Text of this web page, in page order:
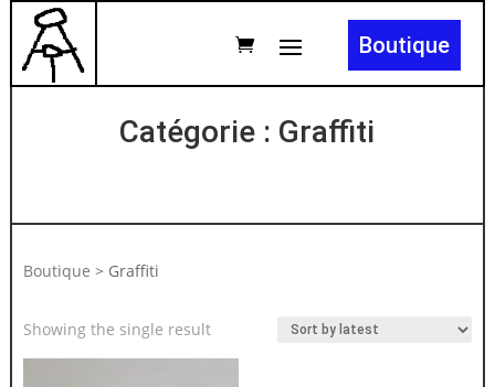
Boutique
Catégorie : Graffiti
Boutique > Graffiti
Showing the single result